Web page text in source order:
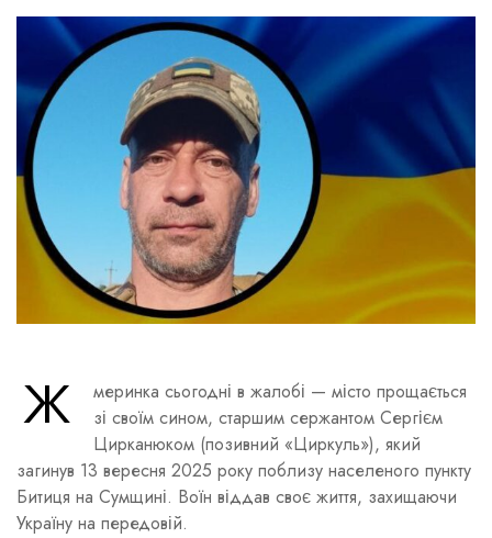
Ж
меринка сьогодні в жалобі — місто прощається
зі своїм сином, старшим сержантом Сергієм
Цирканюком (позивний «Циркуль»), який
загинув 13 вересня 2025 року поблизу населеного пункту
Битиця на Сумщині. Воїн віддав своє життя, захищаючи
Україну на передовій.